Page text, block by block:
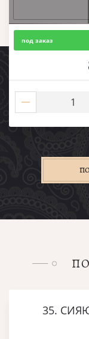
под заказ
35.